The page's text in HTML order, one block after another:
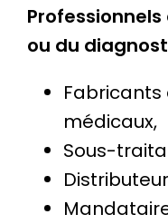
ou du
Fabricants
médicaux,
Sous-